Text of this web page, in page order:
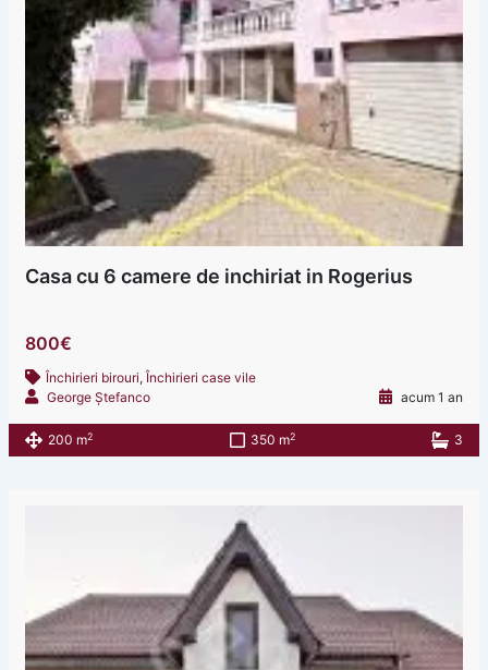
Casa cu 6 camere de inchiriat in Rogerius
800€
Închirieri birouri, Închirieri case vile
George Ștefanco
acum 1 an
200 m2 350 m2 3